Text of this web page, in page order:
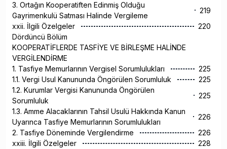
3. Ortağın Kooperatiften Edinmiş Olduğu
Gayrimenkulü Satması Halinde Vergileme
219
xxii. İlgili Özelgeler
220
Dördüncü Bölüm
KOOPERATİFLERDE TASFİYE VE BİRLEŞME HALİNDE
VERGİLENDİRME
1. Tasfiye Memurlarının Vergisel Sorumlulukları
225
1.1. Vergi Usul Kanununda Öngörülen Sorumluluk
225
1.2. Kurumlar Vergisi Kanununda Öngörülen
Sorumluluk
225
1.3. Amme Alacaklarının Tahsil Usulü Hakkında Kanun
Uyarınca Tasfiye Memurlarının Sorumlulukları
226
2. Tasfiye Döneminde Vergilendirme
226
xxiii. İlgili Özelgeler
228